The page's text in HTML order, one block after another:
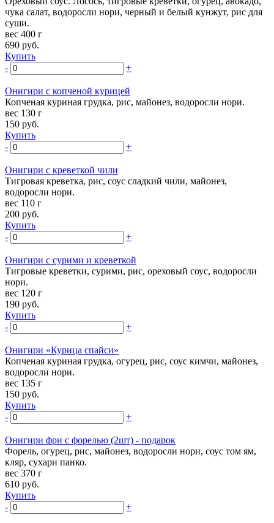
чука салат, водоросли нори, черный и белый кунжут, рис для
суши.
вес 400 г
690 руб.
Купить
-
+
Онигири с копченой курицей
Копченая куриная грудка, рис, майонез, водоросли нори.
вес 130 г
150 руб.
Купить
-
+
Онигири с креветкой чили
Тигровая креветка, рис, соус сладкий чили, майонез,
водоросли нори.
вес 110 г
200 руб.
Купить
-
+
Онигири с сурими и креветкой
Тигровые креветки, сурими, рис, ореховый соус, водоросли
нори.
вес 120 г
190 руб.
Купить
-
+
Онигири «Курица спайси»
Копченая куриная грудка, огурец, рис, соус кимчи, майонез,
водоросли нори.
вес 135 г
150 руб.
Купить
-
+
Онигири фри с форелью (2шт) - подарок
Форель, огурец, рис, майонез, водоросли нори, соус том ям,
кляр, сухари панко.
вес 370 г
610 руб.
Купить
-
+